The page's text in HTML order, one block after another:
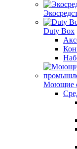
Duty Box
Моющие